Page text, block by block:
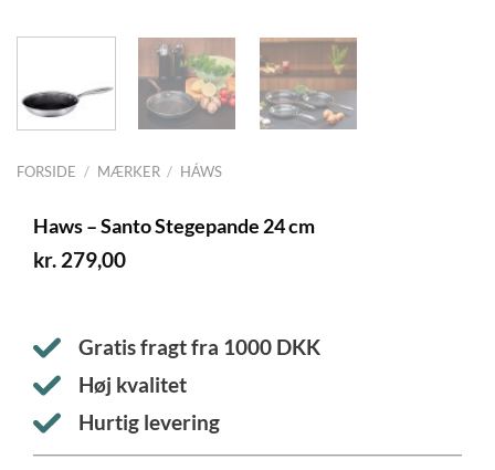
FORSIDE / MÆRKER / HÁWS
Haws – Santo Stegepande 24 cm
kr. 279,00
Gratis fragt fra 1000 DKK
Høj kvalitet
Hurtig levering